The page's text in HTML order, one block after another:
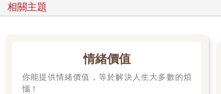
的體格。如果你是女性，你的疾病症狀比較不會受到重視；如果
你是個女性而想在實驗室裡工作，你會被認為能力較差，理應得
在全美各地的有色人種社區裡，偏見變成了恐怖事件。一項研究
分析了六百多起由警察開槍造成的死亡事件，發現對警察幾乎不
構成威脅的黑人被槍殺的可能性是白人的三倍。二○一四年七月十
七日，四十三歲、曾在史泰登島擔任園藝師的艾瑞克‧加納（Eric
相關主題
情緒價值
你能提供情緒價值，等於解決人生大多數的煩
惱！